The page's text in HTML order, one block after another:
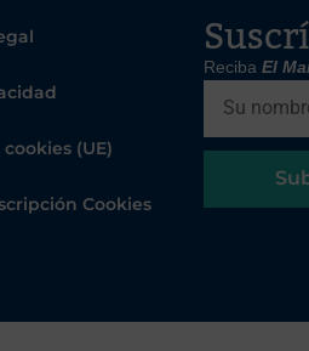
(UE)
Cookies
Reciba El